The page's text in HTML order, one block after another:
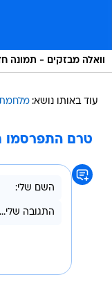
וואלה מבזקים - תמונה
עוד באותו נושא: מלחמת
טרם התפרסמו